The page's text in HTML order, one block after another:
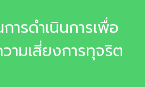
ารดำเนินการเพื่อ
ามเสี่ยงการทุจริต